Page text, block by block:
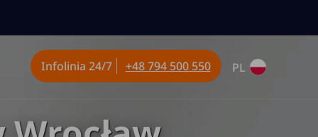
Infolinia 24/7 +48 794 500 550 PL